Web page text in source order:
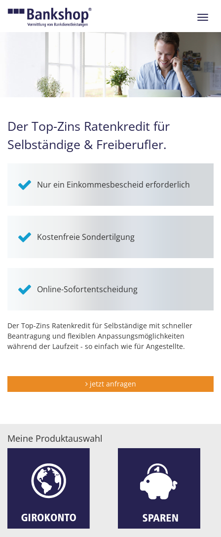
Der Top-Zins Ratenkredit für
Selbständige & Freiberufler.
Nur ein Einkommesbescheid erforderlich
Kostenfreie Sondertilgung
Online-Sofortentscheidung
Der Top-Zins Ratenkredit für Selbständige mit schneller
Beantragung und flexiblen Anpassungsmöglichkeiten
während der Laufzeit - so einfach wie für Angestellte.
jetzt anfragen
Meine Produktauswahl